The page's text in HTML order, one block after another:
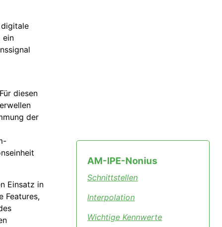
ein
diesen
der
Einsatz in
Features,
AM-IPE-Nonius
Schnittstellen
Interpolation
Wichtige Kennwerte